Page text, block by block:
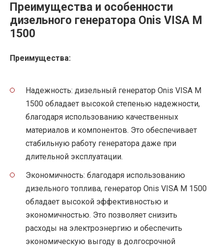
Преимущества и особенности
дизельного генератора Onis VISA M
1500
Преимущества:
Надежность: дизельный генератор Onis VISA M
1500 обладает высокой степенью надежности,
благодаря использованию качественных
материалов и компонентов. Это обеспечивает
стабильную работу генератора даже при
длительной эксплуатации.
Экономичность: благодаря использованию
дизельного топлива, генератор Onis VISA M 1500
обладает высокой эффективностью и
экономичностью. Это позволяет снизить
расходы на электроэнергию и обеспечить
экономическую выгоду в долгосрочной